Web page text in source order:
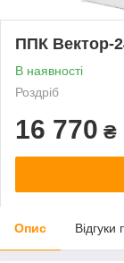
ППК Вектор-
В наявності
Роздріб
16 770 ₴
Опис Відгуки